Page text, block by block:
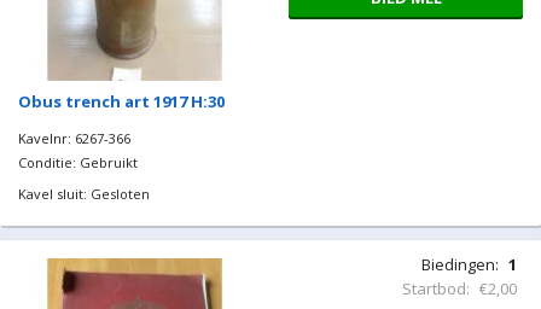
Obus trench art 1917 H:30
Kavelnr: 6267-366
Conditie: Gebruikt
Kavel sluit: Gesloten
Biedingen: 1
Startbod: €2,00